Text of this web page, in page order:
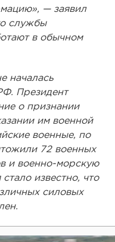
— заявил
службы
в обычном
началась
Президент
о признании
им военной
военные, по
72 военных
и военно-морскую
известно, что
силовых